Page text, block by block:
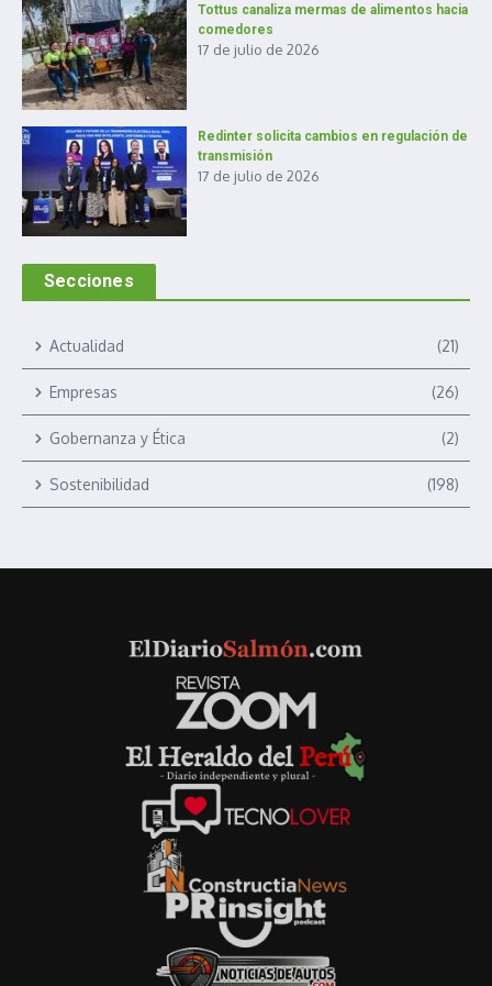
Tottus canaliza mermas de alimentos hacia
comedores
17 de julio de 2026
Redinter solicita cambios en regulación de
transmisión
17 de julio de 2026
Secciones
Actualidad (21)
Empresas (26)
Gobernanza y Ética (2)
Sostenibilidad (198)